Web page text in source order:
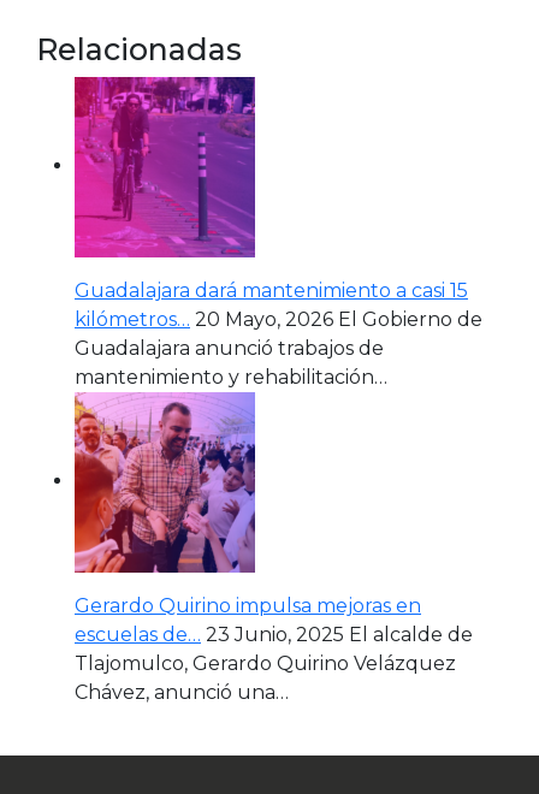
Relacionadas
Guadalajara dará mantenimiento a casi 15
kilómetros… 20 Mayo, 2026 El Gobierno de
Guadalajara anunció trabajos de
mantenimiento y rehabilitación…
Gerardo Quirino impulsa mejoras en
escuelas de… 23 Junio, 2025 El alcalde de
Tlajomulco, Gerardo Quirino Velázquez
Chávez, anunció una…